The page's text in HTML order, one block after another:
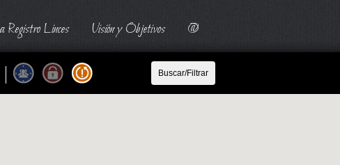
Registro Linces Visión y Objetivos @